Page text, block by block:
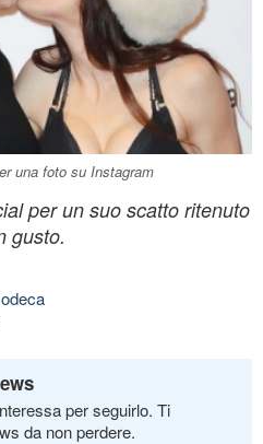
una foto su Instagram
per un suo scatto ritenuto
gusto.
per seguirlo. Ti
da non perdere.